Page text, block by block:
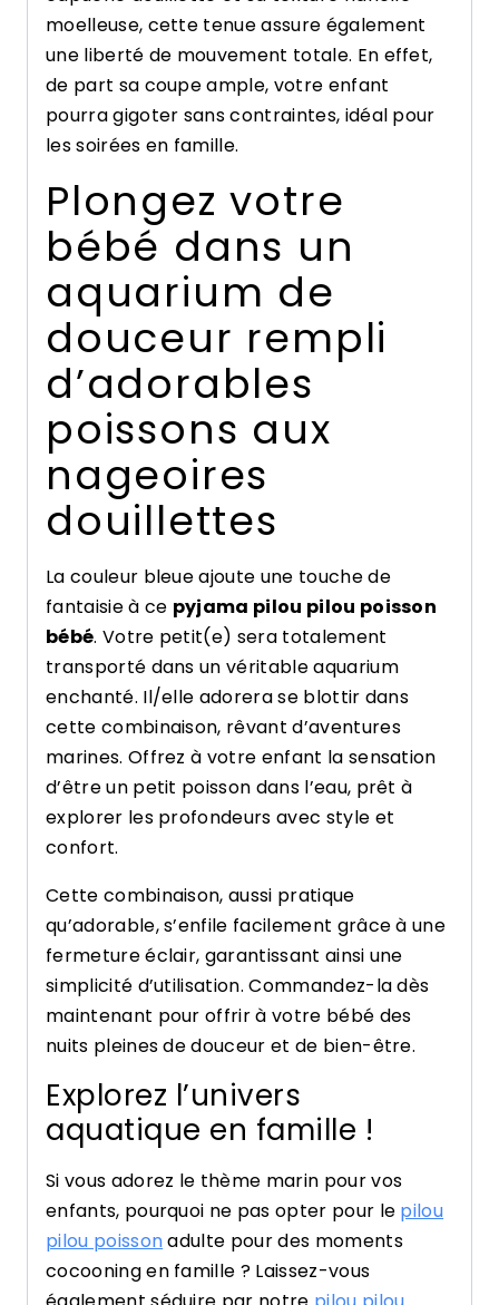
moelleuse, cette tenue assure également
une liberté de mouvement totale. En effet,
de part sa coupe ample, votre enfant
pourra gigoter sans contraintes, idéal pour
les soirées en famille.
Plongez votre
bébé dans un
aquarium de
douceur rempli
d’adorables
poissons aux
nageoires
douillettes
La couleur bleue ajoute une touche de
fantaisie à ce pyjama pilou pilou poisson
bébé. Votre petit(e) sera totalement
transporté dans un véritable aquarium
enchanté. Il/elle adorera se blottir dans
cette combinaison, rêvant d’aventures
marines. Offrez à votre enfant la sensation
d’être un petit poisson dans l’eau, prêt à
explorer les profondeurs avec style et
confort.
Cette combinaison, aussi pratique
qu’adorable, s’enfile facilement grâce à une
fermeture éclair, garantissant ainsi une
simplicité d’utilisation. Commandez-la dès
maintenant pour offrir à votre bébé des
nuits pleines de douceur et de bien-être.
Explorez l’univers
aquatique en famille !
Si vous adorez le thème marin pour vos
enfants, pourquoi ne pas opter pour le pilou
pilou poissonadulte pour des moments
cocooning en famille ? Laissez-vous